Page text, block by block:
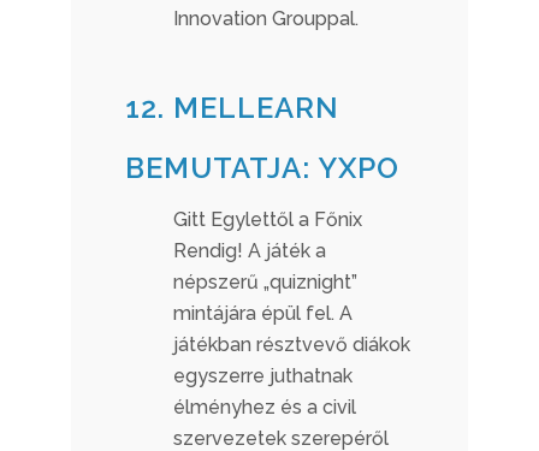
Innovation Grouppal.
12. MELLEARN
BEMUTATJA: YXPO
Gitt Egylettől a Főnix
Rendig! A játék a
népszerű „quiznight”
mintájára épül fel. A
játékban résztvevő diákok
egyszerre juthatnak
élményhez és a civil
szervezetek szerepéről